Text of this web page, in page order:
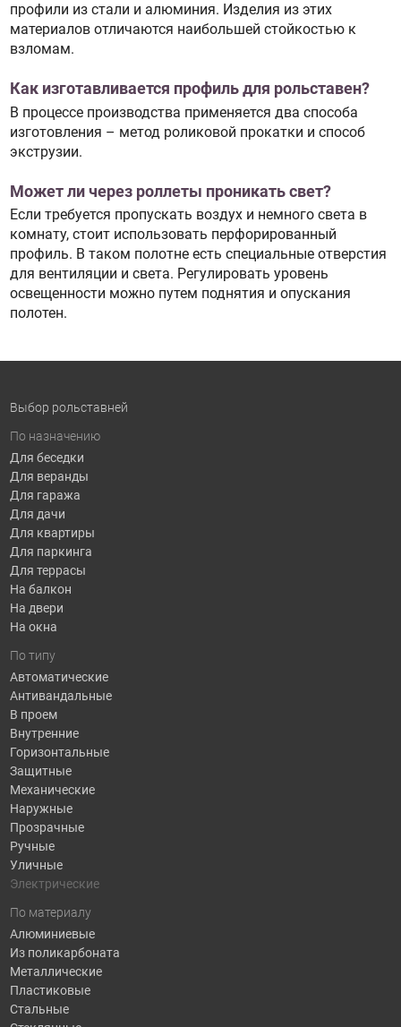
профили из стали и алюминия. Изделия из этих
материалов отличаются наибольшей стойкостью к
взломам.
Как изготавливается профиль для рольставен?
В процессе производства применяется два способа
изготовления – метод роликовой прокатки и способ
экструзии.
Может ли через роллеты проникать свет?
Если требуется пропускать воздух и немного света в
комнату, стоит использовать перфорированный
профиль. В таком полотне есть специальные отверстия
для вентиляции и света. Регулировать уровень
освещенности можно путем поднятия и опускания
полотен.
Выбор рольставней
По назначению
Для беседки
Для веранды
Для гаража
Для дачи
Для квартиры
Для паркинга
Для террасы
На балкон
На двери
На окна
По типу
Автоматические
Антивандальные
В проем
Внутренние
Горизонтальные
Защитные
Механические
Наружные
Прозрачные
Ручные
Уличные
Электрические
По материалу
Алюминиевые
Из поликарбоната
Металлические
Пластиковые
Стальные